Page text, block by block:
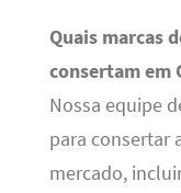
Quais marcas
consertam em
Nossa equipe
para consertar
mercado,